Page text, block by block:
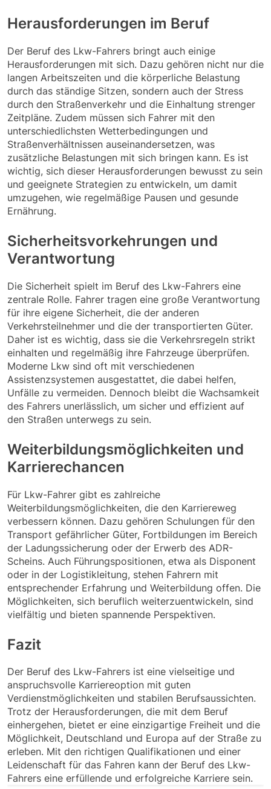
Herausforderungen im Beruf
Der Beruf des Lkw-Fahrers bringt auch einige
Herausforderungen mit sich. Dazu gehören nicht nur die
langen Arbeitszeiten und die körperliche Belastung
durch das ständige Sitzen, sondern auch der Stress
durch den Straßenverkehr und die Einhaltung strenger
Zeitpläne. Zudem müssen sich Fahrer mit den
unterschiedlichsten Wetterbedingungen und
Straßenverhältnissen auseinandersetzen, was
zusätzliche Belastungen mit sich bringen kann. Es ist
wichtig, sich dieser Herausforderungen bewusst zu sein
und geeignete Strategien zu entwickeln, um damit
umzugehen, wie regelmäßige Pausen und gesunde
Ernährung.
Sicherheitsvorkehrungen und
Verantwortung
Die Sicherheit spielt im Beruf des Lkw-Fahrers eine
zentrale Rolle. Fahrer tragen eine große Verantwortung
für ihre eigene Sicherheit, die der anderen
Verkehrsteilnehmer und die der transportierten Güter.
Daher ist es wichtig, dass sie die Verkehrsregeln strikt
einhalten und regelmäßig ihre Fahrzeuge überprüfen.
Moderne Lkw sind oft mit verschiedenen
Assistenzsystemen ausgestattet, die dabei helfen,
Unfälle zu vermeiden. Dennoch bleibt die Wachsamkeit
des Fahrers unerlässlich, um sicher und effizient auf
den Straßen unterwegs zu sein.
Weiterbildungsmöglichkeiten und
Karrierechancen
Für Lkw-Fahrer gibt es zahlreiche
Weiterbildungsmöglichkeiten, die den Karriereweg
verbessern können. Dazu gehören Schulungen für den
Transport gefährlicher Güter, Fortbildungen im Bereich
der Ladungssicherung oder der Erwerb des ADR-
Scheins. Auch Führungspositionen, etwa als Disponent
oder in der Logistikleitung, stehen Fahrern mit
entsprechender Erfahrung und Weiterbildung offen. Die
Möglichkeiten, sich beruflich weiterzuentwickeln, sind
vielfältig und bieten spannende Perspektiven.
Fazit
Der Beruf des Lkw-Fahrers ist eine vielseitige und
anspruchsvolle Karriereoption mit guten
Verdienstmöglichkeiten und stabilen Berufsaussichten.
Trotz der Herausforderungen, die mit dem Beruf
einhergehen, bietet er eine einzigartige Freiheit und die
Möglichkeit, Deutschland und Europa auf der Straße zu
erleben. Mit den richtigen Qualifikationen und einer
Leidenschaft für das Fahren kann der Beruf des Lkw-
Fahrers eine erfüllende und erfolgreiche Karriere sein.